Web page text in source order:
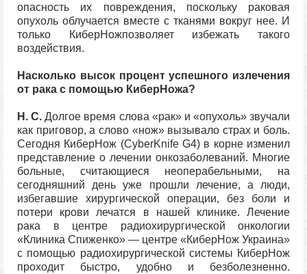
опасность их повреждения, поскольку раковая
опухоль облучается вместе с тканями вокруг нее. И
только КиберНожпозволяет избежать такого
воздействия.
Насколько высок процент успешного излечения
от рака с помощью КиберНожа?
Н. С. Долгое время слова «рак» и «опухоль» звучали
как приговор, а слово «нож» вызывало страх и боль.
Сегодня КиберНож (CyberKnife G4) в корне изменил
представление о лечении онкозаболеваний. Многие
больные, считающиеся неоперабельными, на
сегодняшний день уже прошли лечение, а люди,
избегавшие хирургической операции, без боли и
потери крови лечатся в нашей клинике. Лечение
рака в центре радиохирургической онкологии
«Клиника Спиженко» — центре «КиберНож Украина»
с помощью радиохирургической системы КиберНож
проходит быстро, удобно и безболезненно.